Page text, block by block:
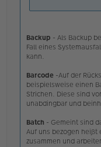
Backup - Als Backup
Fall eines
kann.
Barcode -Auf der
beispielsweise einen
Strichen. Diese sind
unabdingbar und
Batch - Gemeint sind
Auf uns bezogen heißt
zusammen und